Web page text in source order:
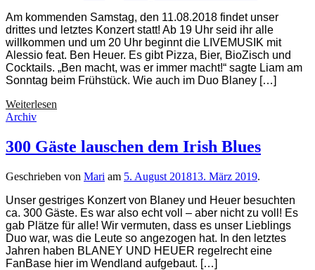
Am kommenden Samstag, den 11.08.2018 findet unser
drittes und letztes Konzert statt! Ab 19 Uhr seid ihr alle
willkommen und um 20 Uhr beginnt die LIVEMUSIK mit
Alessio feat. Ben Heuer. Es gibt Pizza, Bier, BioZisch und
Cocktails. „Ben macht, was er immer macht!“ sagte Liam am
Sonntag beim Frühstück. Wie auch im Duo Blaney […]
Weiterlesen
steht
an
Archiv
300 Gäste lauschen dem Irish Blues
Geschrieben von Mari am 5. August 201813. März 2019.
Unser gestriges Konzert von Blaney und Heuer besuchten
ca. 300 Gäste. Es war also echt voll – aber nicht zu voll! Es
gab Plätze für alle! Wir vermuten, dass es unser Lieblings
Duo war, was die Leute so angezogen hat. In den letztes
Jahren haben BLANEY UND HEUER regelrecht eine
FanBase hier im Wendland aufgebaut. […]